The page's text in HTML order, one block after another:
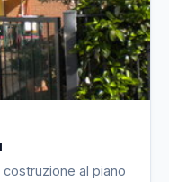
al piano